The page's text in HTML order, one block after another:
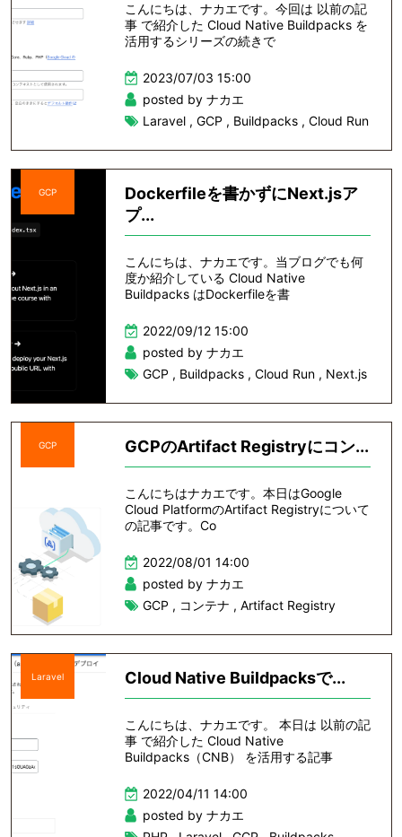
こんにちは、ナカエです。今回は 以前の記
事 で紹介した Cloud Native Buildpacks を
活用するシリーズの続きで
2023/07/03 15:00
posted by ナカエ
Laravel, GCP , Buildpacks, Cloud Run
GCP
Dockerfileを書かずにNext.jsア
プ...
こんにちは、ナカエです。当ブログでも何
度か紹介している Cloud Native
Buildpacks はDockerfileを書
2022/09/12 15:00
posted by ナカエ
GCP , Buildpacks, Cloud Run, Next.js
GCP GCPのArtifact Registryにコン...
こんにちはナカエです。本日はGoogle
Cloud PlatformのArtifact Registryについて
の記事です。Co
2022/08/01 14:00
posted by ナカエ
GCP , コンテナ , Artifact Registry
Laravel Cloud Native Buildpacksで...
こんにちは、ナカエです。 本日は 以前の記
事 で紹介した Cloud Native
Buildpacks（CNB） を活用する記事
2022/04/11 14:00
posted by ナカエ